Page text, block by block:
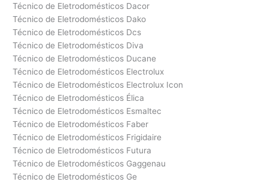
Técnico de Eletrodomésticos Dacor
Técnico de Eletrodomésticos Dako
Técnico de Eletrodomésticos Dcs
Técnico de Eletrodomésticos Diva
Técnico de Eletrodomésticos Ducane
Técnico de Eletrodomésticos Electrolux
Técnico de Eletrodomésticos Electrolux Icon
Técnico de Eletrodomésticos Élica
Técnico de Eletrodomésticos Esmaltec
Técnico de Eletrodomésticos Faber
Técnico de Eletrodomésticos Frigidaire
Técnico de Eletrodomésticos Futura
Técnico de Eletrodomésticos Gaggenau
Técnico de Eletrodomésticos Ge